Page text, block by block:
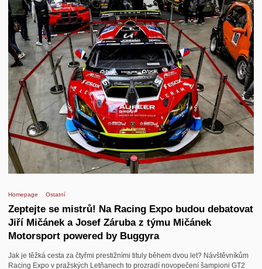
Homepage Ostatní
Zeptejte se mistrů! Na Racing Expo budou debatovat
Jiří Mičánek a Josef Záruba z týmu Mičánek
Motorsport powered by Buggyra
Jak je těžká cesta za čtyřmi prestižními tituly během dvou let? Návštěvníkům
Racing Expo v pražských Letňanech to prozradí novopečení šampioni GT2